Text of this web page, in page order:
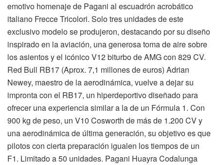
emotivo homenaje de Pagani al escuadrón acrobático
italiano Frecce Tricolori. Solo tres unidades de este
exclusivo modelo se produjeron, destacando por su diseño
inspirado en la aviación, una generosa toma de aire sobre
los asientos y el icónico V12 biturbo de AMG con 829 CV.
Red Bull RB17 (Aprox. 7,1 millones de euros) Adrian
Newey, maestro de la aerodinámica, vuelve a dejar su
impronta con el RB17, un hiperdeportivo diseñado para
ofrecer una experiencia similar a la de un Fórmula 1. Con
900 kg de peso, un V10 Cosworth de más de 1.200 CV y
una aerodinámica de última generación, su objetivo es que
pilotos con cierta preparación igualen los tiempos de un
F1. Limitado a 50 unidades. Pagani Huayra Codalunga